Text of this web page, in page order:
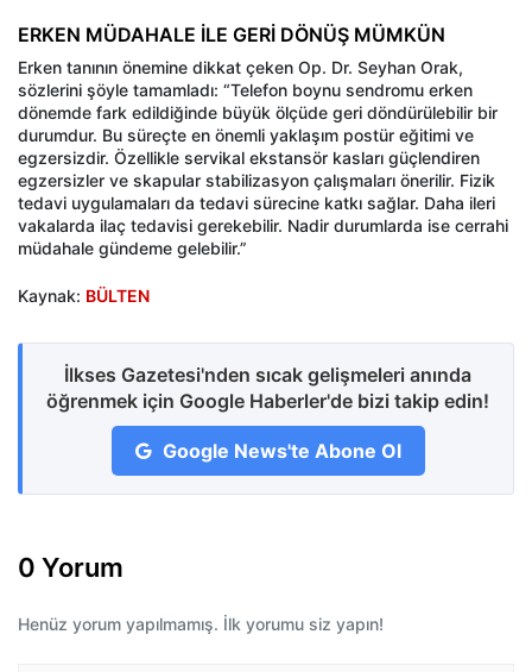
ERKEN MÜDAHALE İLE GERİ DÖNÜŞ MÜMKÜN
Erken tanının önemine dikkat çeken Op. Dr. Seyhan Orak,
sözlerini şöyle tamamladı: “Telefon boynu sendromu erken
dönemde fark edildiğinde büyük ölçüde geri döndürülebilir bir
durumdur. Bu süreçte en önemli yaklaşım postür eğitimi ve
egzersizdir. Özellikle servikal ekstansör kasları güçlendiren
egzersizler ve skapular stabilizasyon çalışmaları önerilir. Fizik
tedavi uygulamaları da tedavi sürecine katkı sağlar. Daha ileri
vakalarda ilaç tedavisi gerekebilir. Nadir durumlarda ise cerrahi
müdahale gündeme gelebilir.”
Kaynak: BÜLTEN
İlkses Gazetesi'nden sıcak gelişmeleri anında
öğrenmek için Google Haberler'de bizi takip edin!
Google News'te Abone Ol
0 Yorum
Henüz yorum yapılmamış. İlk yorumu siz yapın!